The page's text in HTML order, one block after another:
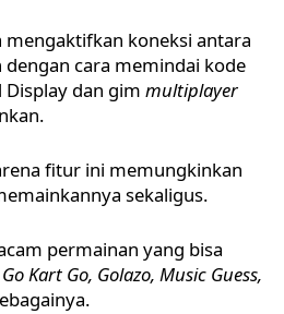
koneksi antara
dengan cara memindai kode
Display dan gim multiplayer
fitur ini memungkinkan
sekaligus.
permainan yang bisa
Go Kart Go, Golazo, Music Guess,